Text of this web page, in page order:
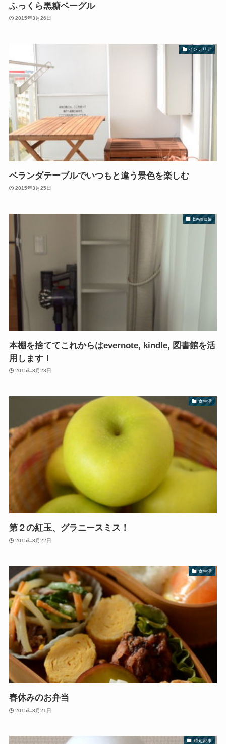
ふっくら黒糖ベーグル
2015年3月26日
インテリア
ベランダテーブルでいつもと違う景色を楽しむ
2015年3月25日
Evernote
本棚を捨ててこれからはevernote, kindle, 図書館を活
用します！
2015年3月23日
食生活
第２の紅玉、グラニースミス！
2015年3月22日
食生活
春休みのお弁当
2015年3月21日
時短家事